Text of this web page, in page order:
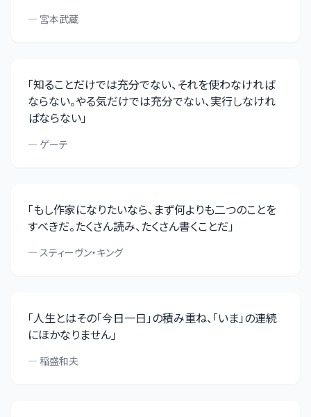
— 宮本武蔵
「知ることだけでは充分でない、それを使わなければ
ならない。やる気だけでは充分でない、実行しなけれ
ばならない」
— ゲーテ
「もし作家になりたいなら、まず何よりも二つのことを
すべきだ。たくさん読み、たくさん書くことだ」
— スティーヴン・キング
「人生とはその「今日一日」の積み重ね、「いま」の連続
にほかなりません」
— 稲盛和夫